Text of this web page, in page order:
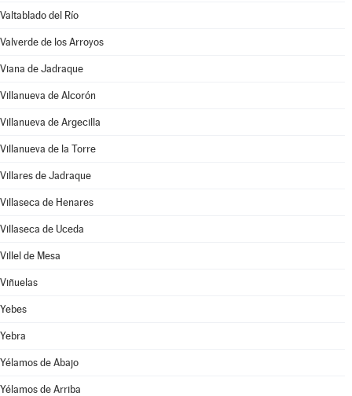
Valtablado del Río
Valverde de los Arroyos
Viana de Jadraque
Villanueva de Alcorón
Villanueva de Argecilla
Villanueva de la Torre
Villares de Jadraque
Villaseca de Henares
Villaseca de Uceda
Villel de Mesa
Viñuelas
Yebes
Yebra
Yélamos de Abajo
Yélamos de Arriba